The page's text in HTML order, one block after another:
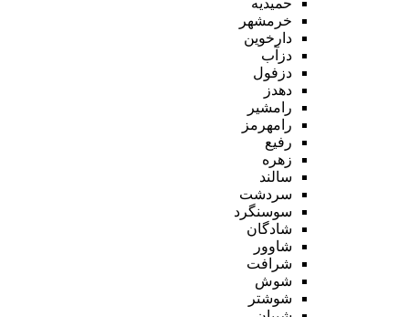
خرمشهر
دارخوین
دزآب
دزفول
دهدز
رامشیر
رامهرمز
رفیع
زهره
سالند
سردشت
سوسنگرد
شادگان
شاوور
شرافت
شوش
شوشتر